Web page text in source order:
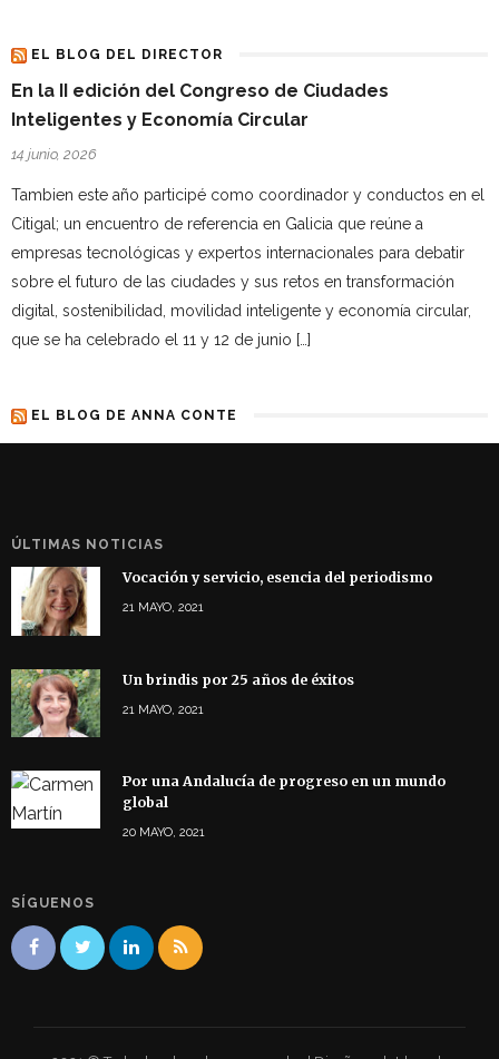
EL BLOG DEL DIRECTOR
En la II edición del Congreso de Ciudades
Inteligentes y Economía Circular
14 junio, 2026
Tambien este año participé como coordinador y conductos en el
Citigal; un encuentro de referencia en Galicia que reúne a
empresas tecnológicas y expertos internacionales para debatir
sobre el futuro de las ciudades y sus retos en transformación
digital, sostenibilidad, movilidad inteligente y economía circular,
que se ha celebrado el 11 y 12 de junio […]
EL BLOG DE ANNA CONTE
ÚLTIMAS NOTICIAS
Vocación y servicio, esencia del periodismo
21 MAYO, 2021
Un brindis por 25 años de éxitos
21 MAYO, 2021
Por una Andalucía de progreso en un mundo
global
20 MAYO, 2021
SÍGUENOS